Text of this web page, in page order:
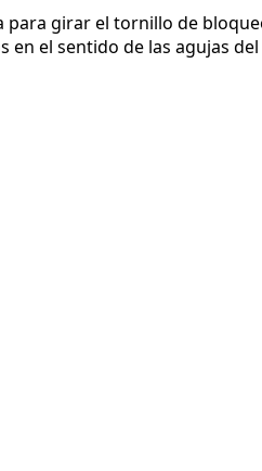
para girar el tornillo de
en el sentido de las agujas